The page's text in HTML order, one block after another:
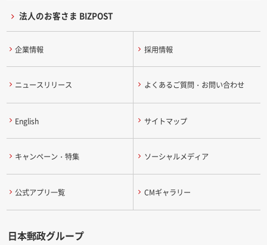
法人のお客さま BIZPOST
企業情報 採用情報
ニュースリリース よくあるご質問・お問い合わせ
English サイトマップ
キャンペーン・特集 ソーシャルメディア
公式アプリ一覧 CMギャラリー